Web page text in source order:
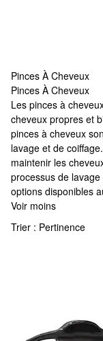
Pinces À Cheveux
Pinces À Cheveux
Pinces À Cheveux
Les pinces à
cheveux propres et
pinces à cheveux
lavage et de
maintenir les
processus de
options disponibles
Voir moins
Trier : Pertinence